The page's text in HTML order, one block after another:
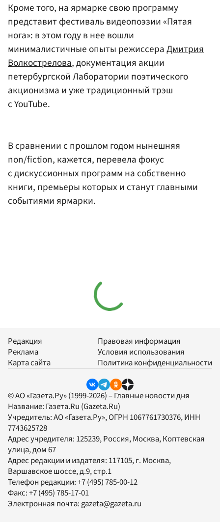
Кроме того, на ярмарке свою программу
представит фестиваль видеопоэзии «Пятая
нога»: в этом году в нее вошли
минималистичные опыты режиссераДмитрия
Волкострелова, документация акции
петербургской Лаборатории поэтического
акционизма и уже традиционный трэш
с YouTube.
В сравнении с прошлом годом нынешняя
non/fiction, кажется, перевела фокус
с дискуссионных программ на собственно
книги, премьеры которых и станут главными
событиями ярмарки.
Редакция
Реклама
Карта сайта
Правовая информация
Условия использования
Политика конфиденциальности
© АО «Газета.Ру» (1999-2026) – Главные новости дня
Название: Газета.Ru (Gazeta.Ru)
Учредитель:АО «Газета.Ру», ОГРН 1067761730376, ИНН
7743625728
Адрес учредителя: 125239, Россия, Москва, Коптевская
улица, дом 67
Адрес редакции и издателя: 117105, г. Москва,
Варшавское шоссе, д.9, стр.1
Телефон редакции:+7 (495) 785-00-12
Факс:+7 (495) 785-17-01
Электронная почта: gazeta@gazeta.ru